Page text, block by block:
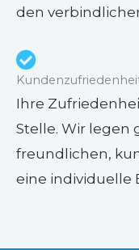
den
Ihre
Stelle. Wir legen
freundlichen,
eine individuelle